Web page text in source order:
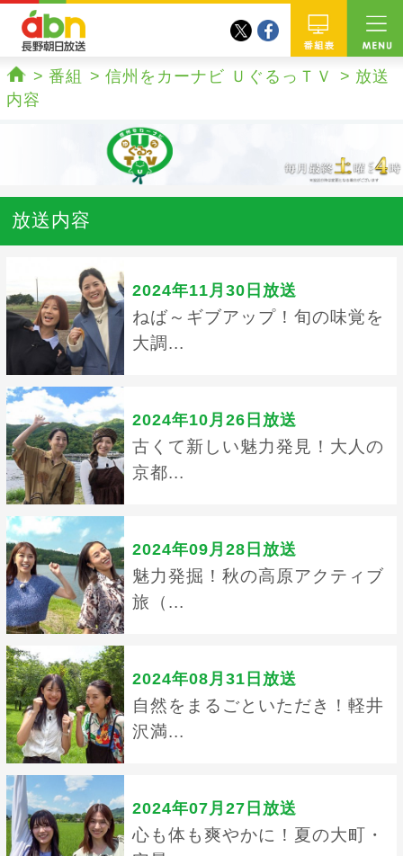
番組
twitterfacebook
ホーム
番組 信州をカーナビ ＵぐるっＴＶ
放送
内容
放送内容
2024年11月30日放送
ねば～ギブアップ！旬の味覚を
大調...
2024年10月26日放送
古くて新しい魅力発見！大人の
京都...
2024年09月28日放送
魅力発掘！秋の高原アクティブ
旅（...
2024年08月31日放送
自然をまるごといただき！軽井
沢満...
2024年07月27日放送
心も体も爽やかに！夏の大町・